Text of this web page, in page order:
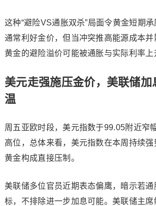
这种“避险VS通胀双杀”局面令黄金短期
通常利好金价，但当冲突推高能源成本并
黄金的避险溢价可能被通胀与实际利率上
美元走强施压金价，美联储加
温
周五亚欧时段， 美元指数于99.05附近窄
高位，总体来看， 美元指数在本周持续
黄金构成直接压制。
美联储多位官员近期表态偏鹰，暗示若通
标，不排除进一步加息可能。美联储主席